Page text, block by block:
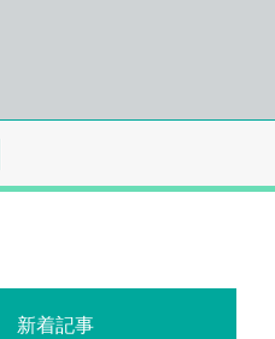
新着記事